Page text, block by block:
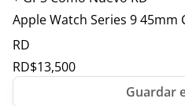
Apple Watch Series 9 45mm
RD
RD$13,500